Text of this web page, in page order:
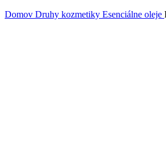
Domov Druhy kozmetiky Esenciálne oleje